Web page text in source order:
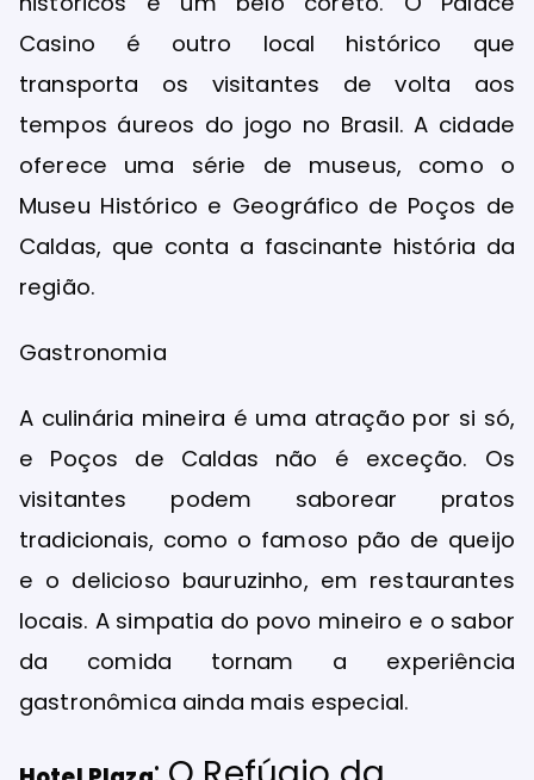
Casino é outro local histórico que
transporta os visitantes de volta aos
tempos áureos do jogo no Brasil. A cidade
oferece uma série de museus, como o
Museu Histórico e Geográfico de Poços de
Caldas, que conta a fascinante história da
região.
Gastronomia
A culinária mineira é uma atração por si só,
e Poços de Caldas não é exceção. Os
visitantes podem saborear pratos
tradicionais, como o famoso pão de queijo
e o delicioso bauruzinho, em restaurantes
locais. A simpatia do povo mineiro e o sabor
da comida tornam a experiência
gastronômica ainda mais especial.